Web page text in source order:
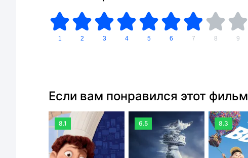
1 2 3 4 5 6 7 8 9
Если вам понравился этот фильм
8.1 6.5 8.3